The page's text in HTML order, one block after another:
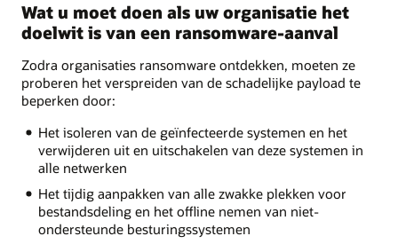
Wat u moet doen als uw organisatie het
doelwit is van een ransomware-aanval
Zodra organisaties ransomware ontdekken, moeten ze
proberen het verspreiden van de schadelijke payload te
beperken door:
Het isoleren van de geïnfecteerde systemen en het
verwijderen uit en uitschakelen van deze systemen in
alle netwerken
Het tijdig aanpakken van alle zwakke plekken voor
bestandsdeling en het offline nemen van niet-
ondersteunde besturingssystemen